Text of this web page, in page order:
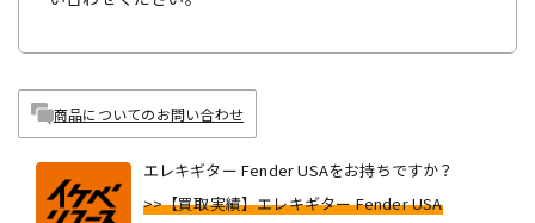
商品についてのお問い合わせ
エレキギター Fender USAをお持ちですか？
>>【買取実績】エレキギター Fender USA